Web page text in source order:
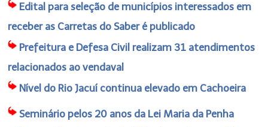
Edital para seleção de municípios interessados em
receber as Carretas do Saber é publicado
Prefeitura e Defesa Civil realizam 31 atendimentos
relacionados ao vendaval
Nível do Rio Jacuí continua elevado em Cachoeira
Seminário pelos 20 anos da Lei Maria da Penha